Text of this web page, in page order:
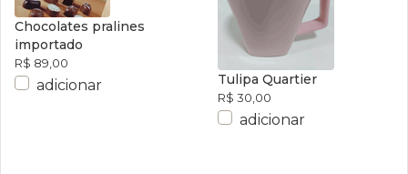
Chocolates pralines
importado
R$ 89,00
adicionar Tulipa Quartier
R$ 30,00
adicionar